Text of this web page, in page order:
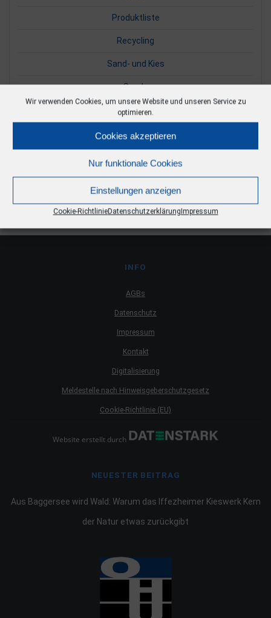
Wir verwenden Cookies, um unsere Website und unseren Service zu
optimieren.
Cookies akzeptieren
Nur funktionale Cookies
Einstellungen anzeigen
Cookie-RichtlinieDatenschutzerklärungImpressum
Produktliste
Recycling
Sand- und Kies
Sande
Schotter
Splitte
Wissenswertes
INFO
AGBs
Datenschutz
Impressum
Kontakt
Digitalisierung
Meldestelle nach Hinweisgeberschutzgesetz
Cookie-Richtlinie (EU)
Website erstellt durch
NEUESTER BEITRAG
Aus Baggersee wird Wald: Warum das Iffezheimer Kieswerk Kern
der Natur etwas zurückgibt